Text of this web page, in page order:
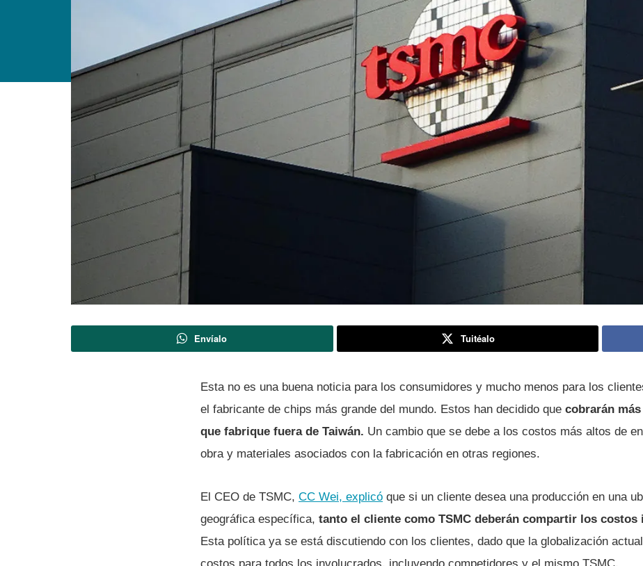
Envíalo Tuitéalo
Esta no es una buena noticia para los consumidores y mucho menos para los
el fabricante de chips más grande del mundo. Estos han decidido que cobrarán
que fabrique fuera de Taiwán. Un cambio que se debe a los costos más altos de
obra y materiales asociados con la fabricación en otras regiones.
El CEO de TSMC, CC Wei, explicó que si un cliente desea una producción en una
geográfica específica, tanto el cliente como TSMC deberán compartir los costos
Esta política ya se está discutiendo con los clientes, dado que la globalización